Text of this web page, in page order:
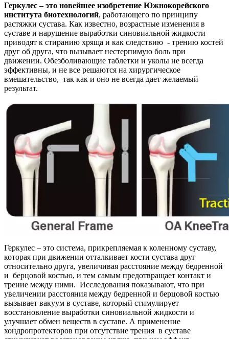
Геркулес – это новейшее изобретение Южнокорейского
института биотехнологий, работающего по принципу
растяжки сустава. Как известно, возрастные изменения в
суставе и нарушение выработки синовиальной жидкости
приводят к стиранию хряща и как следствию - трению костей
друг об друга, что вызывает нестерпимую боль при
движении. Обезболивающие таблетки и уколы не всегда
эффективны, и не все решаются на хирургическое
вмешательство, так как и оно не всегда дает желаемый
результат.
Геркулес – это система, прикрепляемая к коленному суставу,
которая при движении отталкивает кости сустава друг
относительно друга, увеличивая расстояние между бедренной
и берцовой костью, и тем самым предотвращает контакт и
трение между ними. Исследования показывают, что при
увеличении расстояния между бедренной и берцовой костью
вызывает вакуум в суставе, который стимулирует
восстановление выработки синовиальной жидкости и
улучшает обмен веществ в суставе. А применение
хондропротекторов при отсутствие трения в суставе